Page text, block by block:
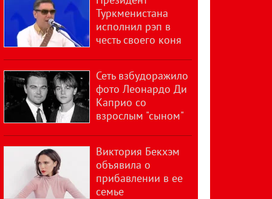
Туркменистана
исполнил рэп в
честь своего коня
Сеть взбудоражило
фото Леонардо Ди
Каприо со
взрослым "сыном"
Виктория Бекхэм
объявила о
прибавлении в ее
семье